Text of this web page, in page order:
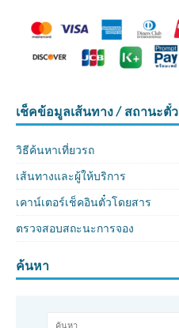
เช็คข้อมูลเส้นทาง / สถานะตั๋ว
วิธีค้นหาเที่ยวรถ
เส้นทางและผู้ให้บริการ
เคาน์เตอร์เช็คอินตั๋วโดยสาร
ตรวจสอบสถะนะการจอง
ค้นหา